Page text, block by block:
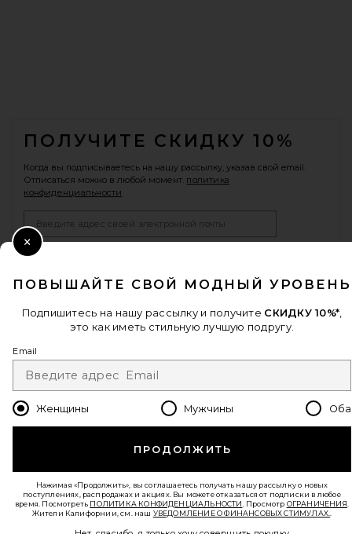
ПОЛУЧИТЕ СКИДКУ 10%
Когда вы подписываетесь на нашу рассылку, указав свой email.
Отписаться можно в любой момент. политика
конфиденциальности
Change Country Regions
USD
ПОМОГИТЕ НАМ СТАТЬ ЛУЧШЕ!
Пройти краткий опрос о сегодняшнем визите.Вперед!
ПОВЫШАЙТЕ СВОЙ МОДНЫЙ УРОВЕНЬ
Подпишитесь на нашу рассылку и получите СКИДКУ 10%*
это как иметь стильную лучшую подругу.
Email
Женщины Мужчины Оба
ПРОДОЛЖИТЬ
Нажимая «Продолжить», вы соглашаетесь получать нашу рассылку о новых
поступлениях, распродажах и акциях. Вы можете отказаться от подписки в любое
время. Посмотреть ПОЛИТИКА КОНФИДЕНЦИАЛЬНОСТИ . Просмотр ОГРАНИЧЕНИЯ
Жители Калифорнии, см. наш УВЕДОМЛЕНИЕ О ФИНАНСОВЫХ СТИМУЛАХ.
Close Modal